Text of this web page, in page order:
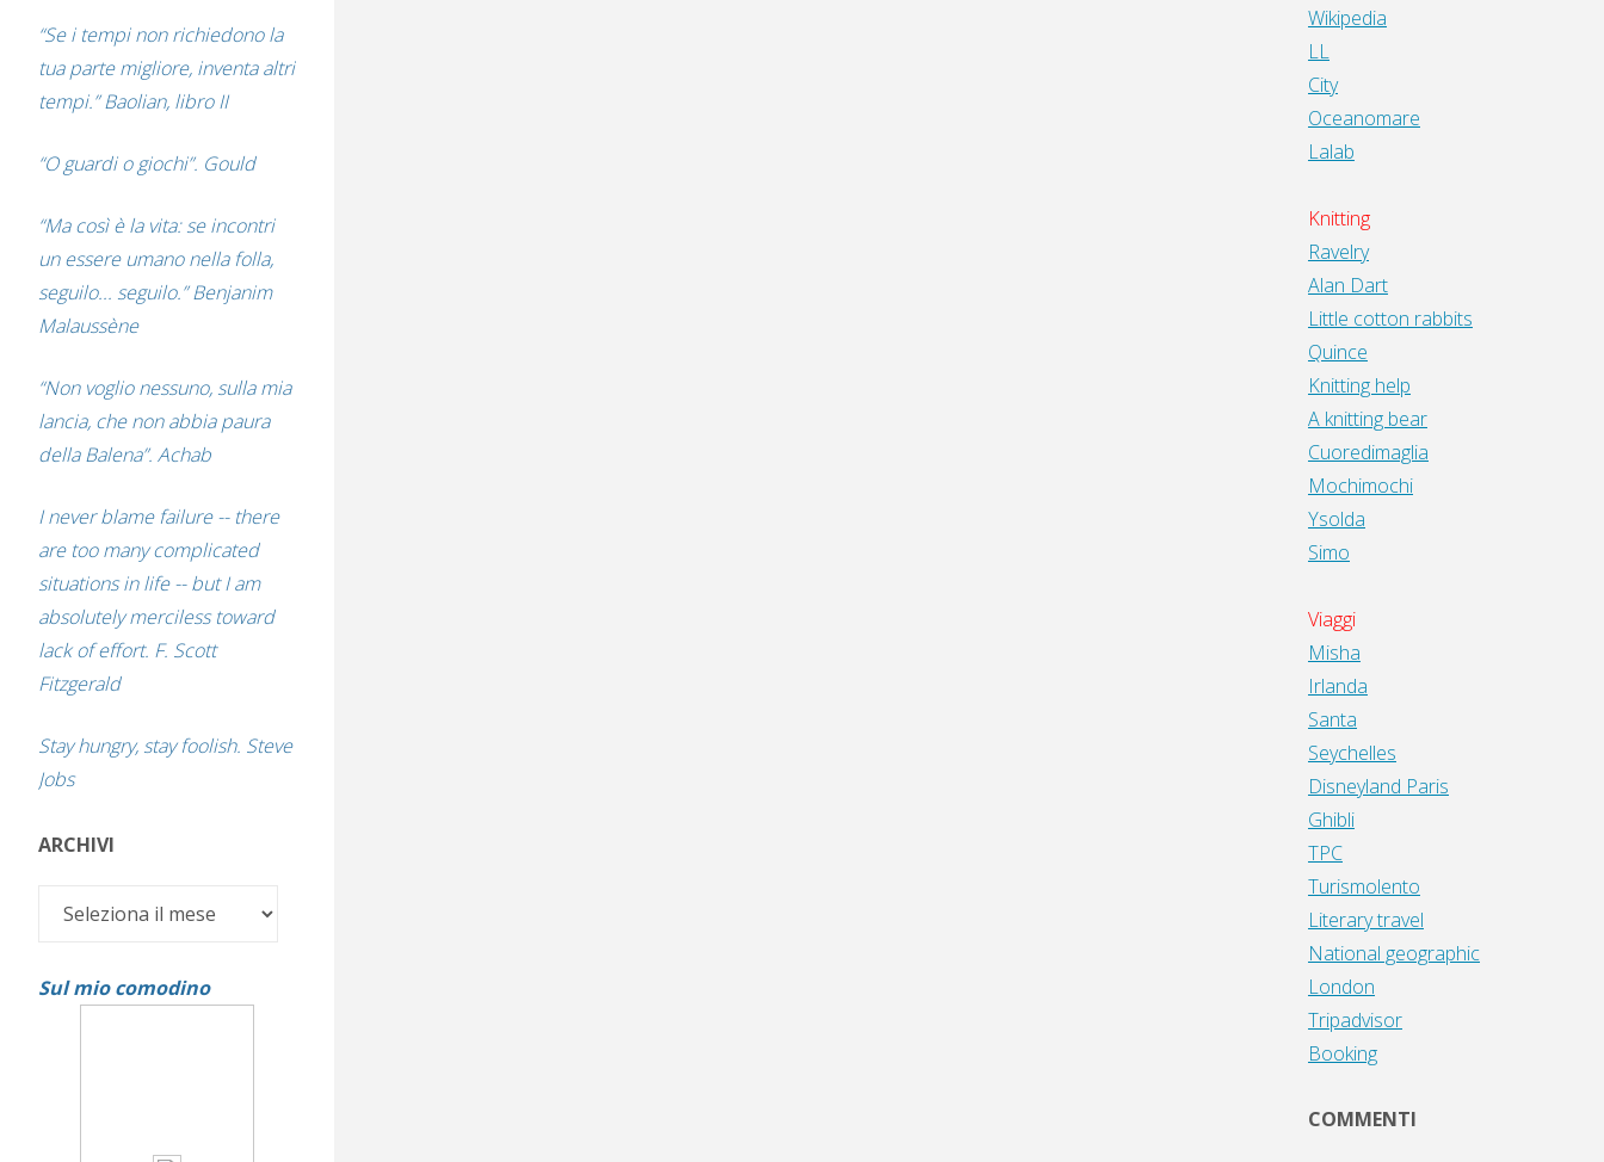
“Se i tempi non richiedono la
tua parte migliore, inventa altri
tempi.” Baolian, libro II
“O guardi o giochi”. Gould
“Ma così è la vita: se incontri
un essere umano nella folla,
seguilo... seguilo.” Benjanim
Malaussène
“Non voglio nessuno, sulla mia
lancia, che non abbia paura
della Balena”. Achab
I never blame failure -- there
are too many complicated
situations in life -- but I am
absolutely merciless toward
lack of effort. F. Scott
Fitzgerald
Stay hungry, stay foolish. Steve
Jobs
ARCHIVI
Archivi
Sul mio comodino
Wikipedia
LL
City
Oceanomare
Lalab
Knitting
Ravelry
Alan Dart
Little cotton rabbits
Quince
Knitting help
A knitting bear
Cuoredimaglia
Mochimochi
Ysolda
Simo
Viaggi
Misha
Irlanda
Santa
Seychelles
Disneyland Paris
Ghibli
TPC
Turismolento
Literary travel
National geographic
London
Tripadvisor
Booking
COMMENTI